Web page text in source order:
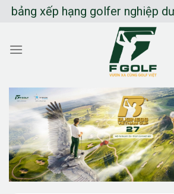
Chuyển
dung
xếp hạng golfer nghiệp dư